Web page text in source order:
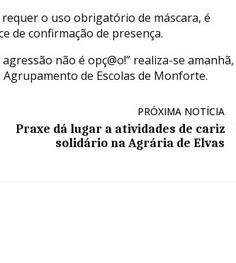
o uso obrigatório de máscara, é
de confirmação de presença.
não é opç@o!” realiza-se amanhã,
de Escolas de Monforte.
PRÓXIMA NOTÍCIA
Praxe dá lugar a atividades de cariz
solidário na Agrária de Elvas